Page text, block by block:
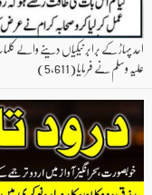
احد پہاڑ کے برابر نیکیاں دینے والے
علیہ وسلم نے فرمایا(5,611)